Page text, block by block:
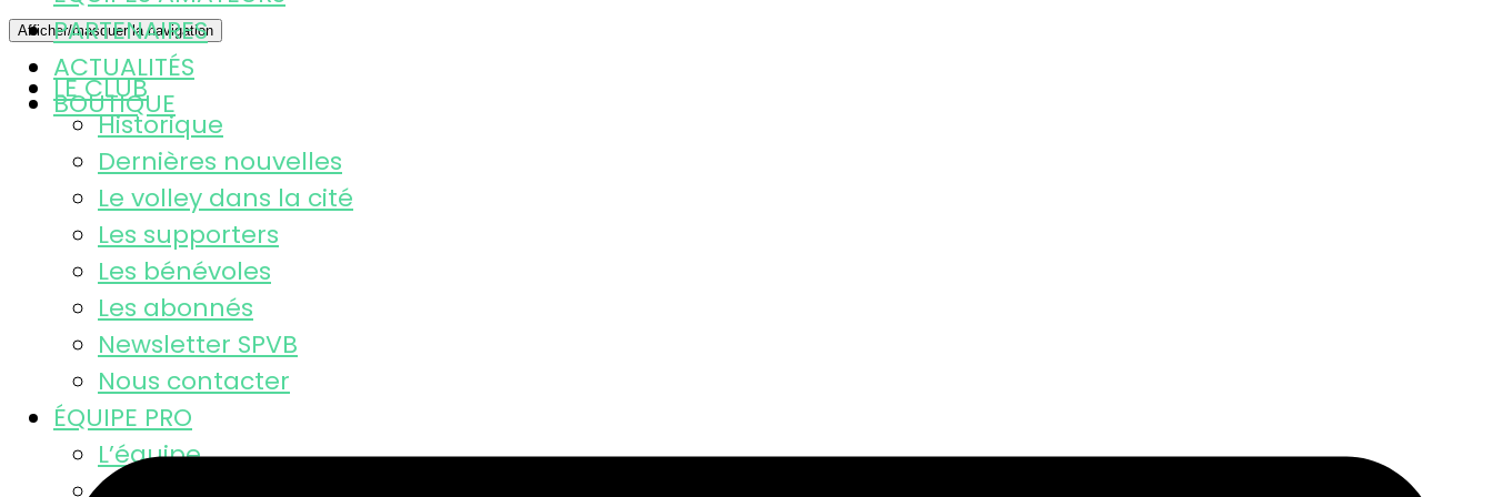
Afficher/masquer la navigation
LE CLUB
Historique
Dernières nouvelles
Le volley dans la cité
Les supporters
Les bénévoles
Les abonnés
Newsletter SPVB
Nous contacter
ÉQUIPE PRO
L’équipe
PARTENAIRES
ACTUALITÉS
BOUTIQUE